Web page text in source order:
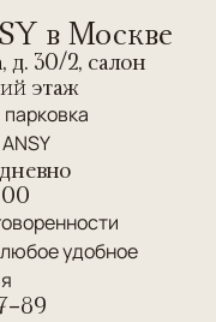
в Москве
д. 30/2, салон
этаж
удобное
89